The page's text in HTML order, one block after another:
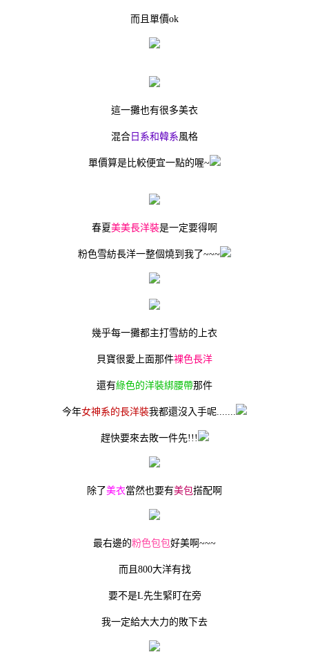
而且單價ok
這一攤也有很多美衣
混合 日系和韓系風格
單價算是比較便宜一點的喔~
春夏美美長洋裝是一定要得啊
粉色雪紡長洋一整個燒到我了~~~
幾乎每一攤都主打雪紡的上衣
貝寶很愛上面那件裸色長洋
還有綠色的洋裝綁腰帶那件
今年女神系的長洋裝我都還沒入手呢.......
趕快要來去敗一件先!!!
除了美衣當然也要有美包搭配啊
最右邊的粉色包包好美啊~~~
而且800大洋有找
要不是L先生緊盯在旁
我一定給大大力的敗下去